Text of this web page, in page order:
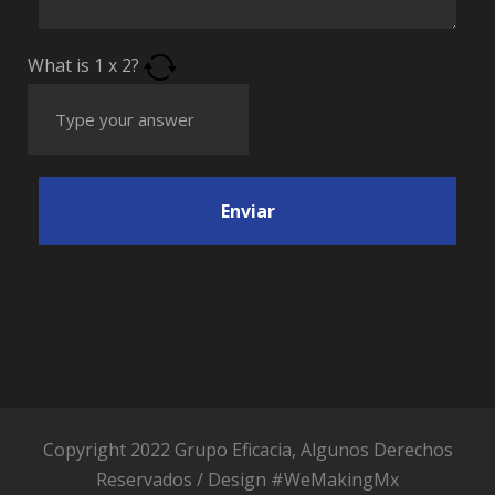
What is 1 x 2?
Copyright 2022 Grupo Eficacia, Algunos Derechos
Reservados / Design #WeMakingMx